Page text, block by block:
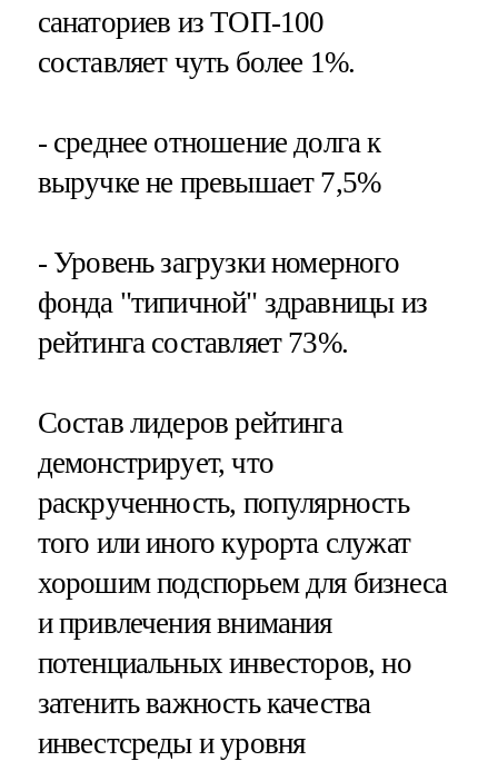
санаториев из ТОП-100
составляет чуть более 1%.
- среднее отношение долга к
выручке не превышает 7,5%
- Уровень загрузки номерного
фонда "типичной" здравницы из
рейтинга составляет 73%.
Состав лидеров рейтинга
демонстрирует, что
раскрученность, популярность
того или иного курорта служат
хорошим подспорьем для бизнеса
и привлечения внимания
потенциальных инвесторов, но
затенить важность качества
инвестсреды и уровня